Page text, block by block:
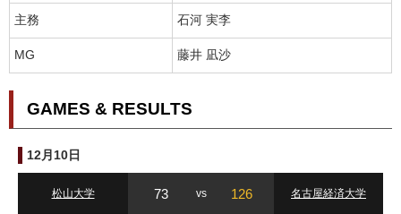
主務 石河 実李
MG 藤井 凪沙
GAMES & RESULTS
12月10日
松山大学 73 vs 126 名古屋経済大学